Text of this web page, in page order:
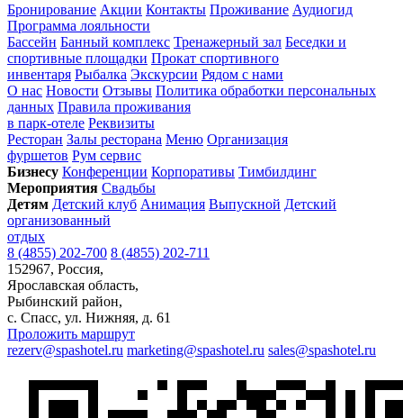
Бронирование Акции Контакты Проживание Аудиогид
Программа лояльности
Бассейн Банный комплекс Тренажерный зал Беседки и
спортивные площадки Прокат спортивного
инвентаря Рыбалка Экскурсии Рядом с нами
О нас Новости Отзывы Политика обработки персональных
данных Правила проживания
в парк-отеле Реквизиты
Ресторан Залы ресторана Меню Организация
фуршетов Рум сервис
Бизнесу Конференции Корпоративы Тимбилдинг
Мероприятия Свадьбы
Детям Детский клуб Анимация Выпускной Детский
организованный
отдых
8 (4855) 202-700 8 (4855) 202-711
152967, Россия,
Ярославская область,
Рыбинский район,
с. Спаcс, ул. Нижняя, д. 61
Проложить маршрут
rezerv@spashotel.ru marketing@spashotel.ru sales@spashotel.ru